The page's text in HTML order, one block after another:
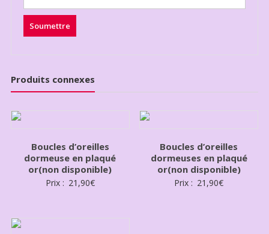
Produits connexes
Boucles d’oreilles
dormeuse en plaqué
or(non disponible)
Prix : 21,90€
Boucles d’oreilles
dormeuses en plaqué
or(non disponible)
Prix : 21,90€